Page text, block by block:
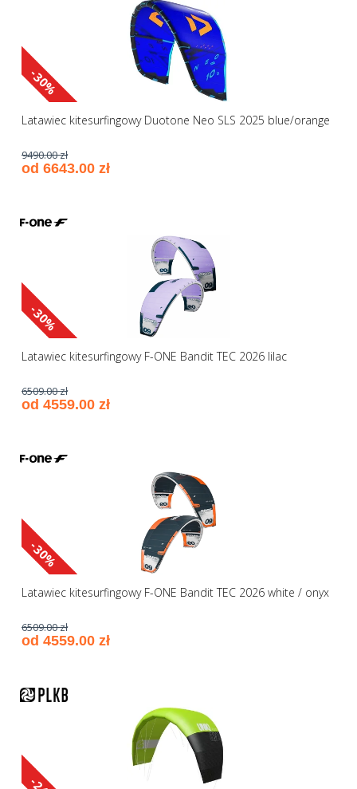
-30%
Latawiec kitesurfingowy Duotone Neo SLS 2025 blue/orange
9490.00 zł
od 6643.00 zł
-30%
Latawiec kitesurfingowy F-ONE Bandit TEC 2026 lilac
6509.00 zł
od 4559.00 zł
-30%
Latawiec kitesurfingowy F-ONE Bandit TEC 2026 white / onyx
6509.00 zł
od 4559.00 zł